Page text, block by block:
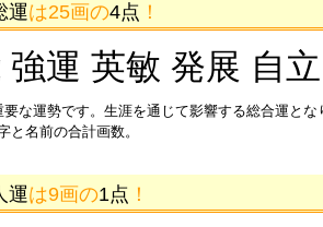
運は25画の4点 ！
運 英敏 発展 自
な運勢です。生涯を通じて影響する総合運と
と名前の合計画数。
運は9画の1点 ！